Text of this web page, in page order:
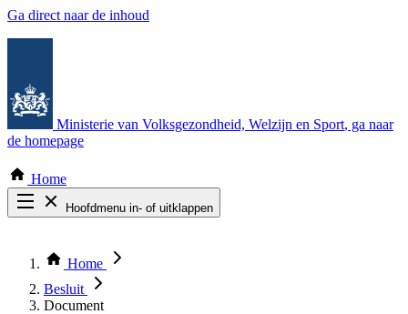
Ga direct naar de inhoud
Ministerie van Volksgezondheid, Welzijn en Sport, ga naar
de homepage
Home
Hoofdmenu in- of uitklappen
Thema COVID-19
Bekijk per bestuursorgaan
Home
Besluit
Document